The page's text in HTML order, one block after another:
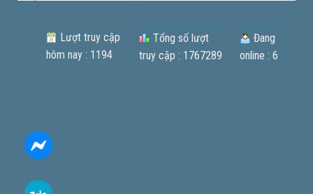
Lượt truy cập
hôm nay : 1194
Tổng số lượt
truy cập : 1767289
Đang
online : 6